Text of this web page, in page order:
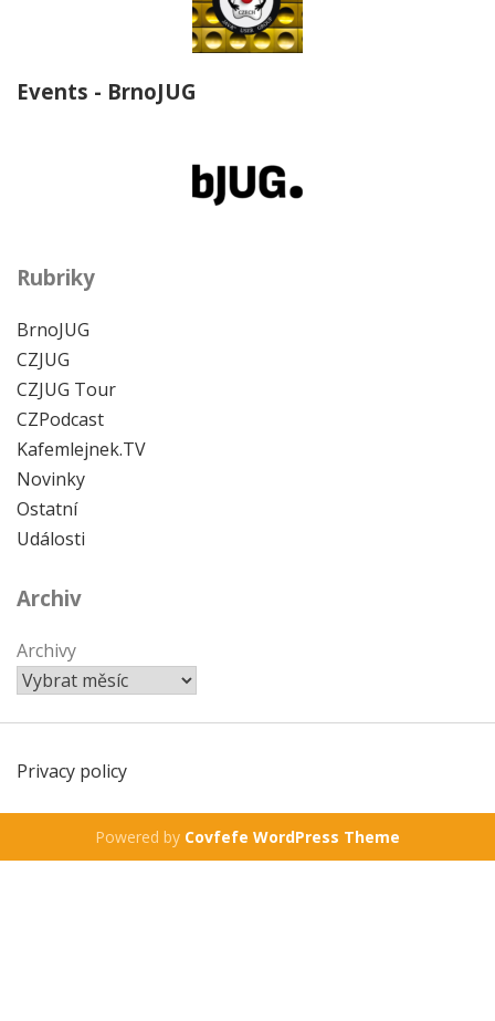
Events - BrnoJUG
Rubriky
BrnoJUG
CZJUG
CZJUG Tour
CZPodcast
Kafemlejnek.TV
Novinky
Ostatní
Události
Archiv
Archivy
Privacy policy
Powered by Covfefe WordPress Theme